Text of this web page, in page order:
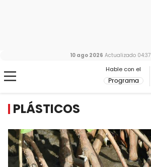
Hable con el
Programa
10 ago 2026 Actualizado 04:37
PLÁSTICOS